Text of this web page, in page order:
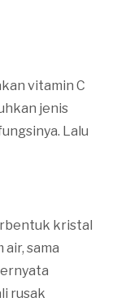
vitamin C
jenis
Lalu
kristal
sama
rusak